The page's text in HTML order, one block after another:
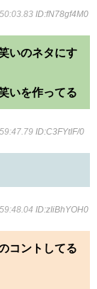
ID:fN78gf4M0
いのネタにす
いを作ってる
ID:C3FYtIF/0
ID:zIiBhYOH0
コントしてる